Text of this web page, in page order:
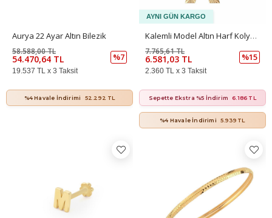
Aurya 22 Ayar Altın Bilezik
54.470,64 TL
58.588,00 TL
%7
19.537 TL x 3 Taksit
%4 Havale İndirimi 52.292 TL
Kalemli Model Altın Harf Kolye Ucu – Modern Ve Zarif Tasarım (1,5 × 1,2 Cm – 0,2 Mm)
6.581,03 TL
7.765,61 TL
%15
2.360 TL x 3 Taksit
Sepette Ekstra %5 İndirim 6.186 TL
%4 Havale İndirimi 5.939 TL